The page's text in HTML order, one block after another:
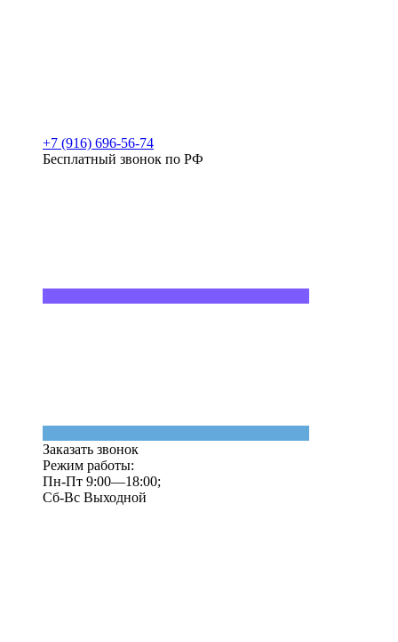
+7 (916) 696-56-74
Бесплатный звонок по РФ
Заказать звонок
Режим работы:
Пн-Пт 9:00—18:00;
Сб-Вс Выходной